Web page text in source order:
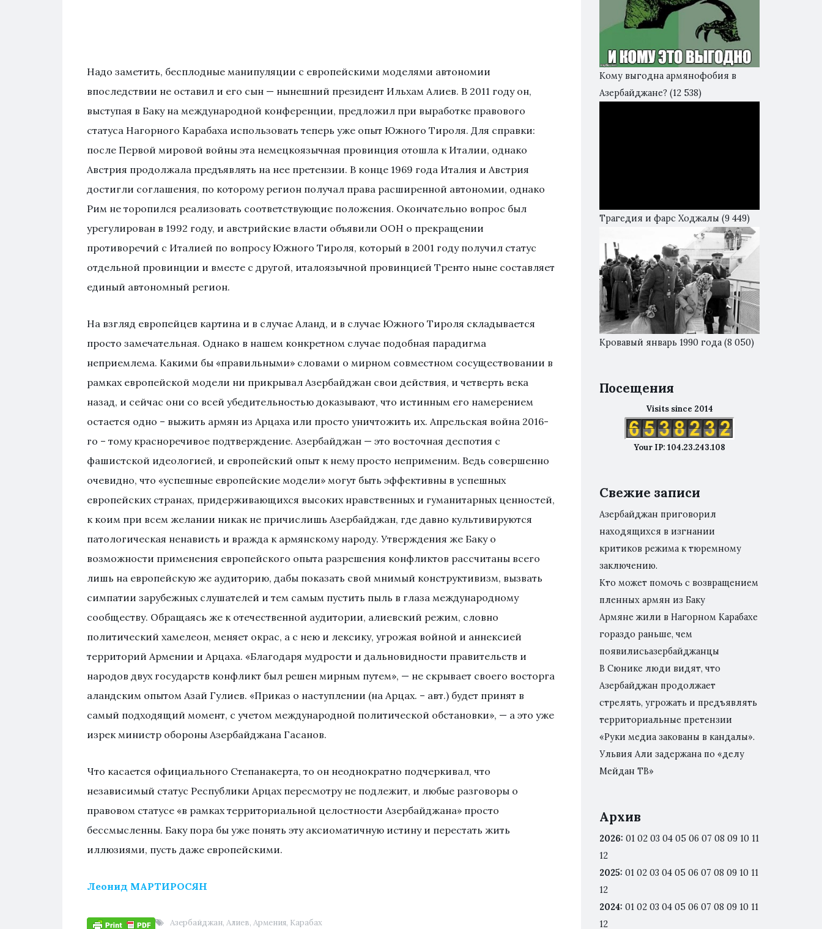
Надо заметить, бесплодные манипуляции с европейскими моделями автономии
впоследствии не оставил и его сын — нынешний президент Ильхам Алиев. В 2011 году он,
выступая в Баку на международной конференции, предложил при выработке правового
статуса Нагорного Карабаха использовать теперь уже опыт Южного Тироля. Для справки:
после Первой мировой войны эта немецкоязычная провинция отошла к Италии, однако
Австрия продолжала предъявлять на нее претензии. В конце 1969 года Италия и Австрия
достигли соглашения, по которому регион получал права расширенной автономии, однако
Рим не торопился реализовать соответствующие положения. Окончательно вопрос был
урегулирован в 1992 году, и австрийские власти объявили ООН о прекращении
противоречий с Италией по вопросу Южного Тироля, который в 2001 году получил статус
отдельной провинции и вместе с другой, италоязычной провинцией Тренто ныне составляет
единый автономный регион.
На взгляд европейцев картина и в случае Аланд, и в случае Южного Тироля складывается
просто замечательная. Однако в нашем конкретном случае подобная парадигма
неприемлема. Какими бы «правильными» словами о мирном совместном сосуществовании в
рамках европейской модели ни прикрывал Азербайджан свои действия, и четверть века
назад, и сейчас они со всей убедительностью доказывают, что истинным его намерением
остается одно – выжить армян из Арцаха или просто уничтожить их. Апрельская война 2016-
го – тому красноречивое подтверждение. Азербайджан — это восточная деспотия с
фашистской идеологией, и европейский опыт к нему просто неприменим. Ведь совершенно
очевидно, что «успешные европейские модели» могут быть эффективны в успешных
европейских странах, придерживающихся высоких нравственных и гуманитарных ценностей,
к коим при всем желании никак не причислишь Азербайджан, где давно культивируются
патологическая ненависть и вражда к армянскому народу. Утверждения же Баку о
возможности применения европейского опыта разрешения конфликтов рассчитаны всего
лишь на европейскую же аудиторию, дабы показать свой мнимый конструктивизм, вызвать
симпатии зарубежных слушателей и тем самым пустить пыль в глаза международному
сообществу. Обращаясь же к отечественной аудитории, алиевский режим, словно
политический хамелеон, меняет окрас, а с нею и лексику, угрожая войной и аннексией
территорий Армении и Арцаха. «Благодаря мудрости и дальновидности правительств и
народов двух государств конфликт был решен мирным путем», — не скрывает своего восторга
аландским опытом Азай Гулиев. «Приказ о наступлении (на Арцах. – авт.) будет принят в
самый подходящий момент, с учетом международной политической обстановки», — а это уже
изрек министр обороны Азербайджана Гасанов.
Что касается официального Степанакерта, то он неоднократно подчеркивал, что
независимый статус Республики Арцах пересмотру не подлежит, и любые разговоры о
правовом статусе «в рамках территориальной целостности Азербайджана» просто
бессмысленны. Баку пора бы уже понять эту аксиоматичную истину и перестать жить
иллюзиями, пусть даже европейскими.
Леонид МАРТИРОСЯН
Азербайджан, Алиев, Армения, Карабах
Кому выгодна армянофобия в
Азербайджане? (12 538)
Трагедия и фарс Ходжалы (9 449)
Кровавый январь 1990 года (8 050)
Посещения
Visits since 2014
Your IP: 104.23.243.108
Свежие записи
Азербайджан приговорил
находящихся в изгнании
критиков режима к тюремному
заключению.
Кто может помочь с возвращением
пленных армян из Баку
Армяне жили в Нагорном Карабахе
гораздо раньше, чем
появилисьазербайджанцы
В Сюнике люди видят, что
Азербайджан продолжает
стрелять, угрожать и предъявлять
территориальные претензии
«Руки медиа закованы в кандалы».
Ульвия Али задержана по «делу
Мейдан ТВ»
Архив
2026: 01 02 03 04 05 06 07 08 09 10 11
12
2025: 01 02 03 04 05 06 07 08 09 10 11
12
2024: 01 02 03 04 05 06 07 08 09 10 11
12